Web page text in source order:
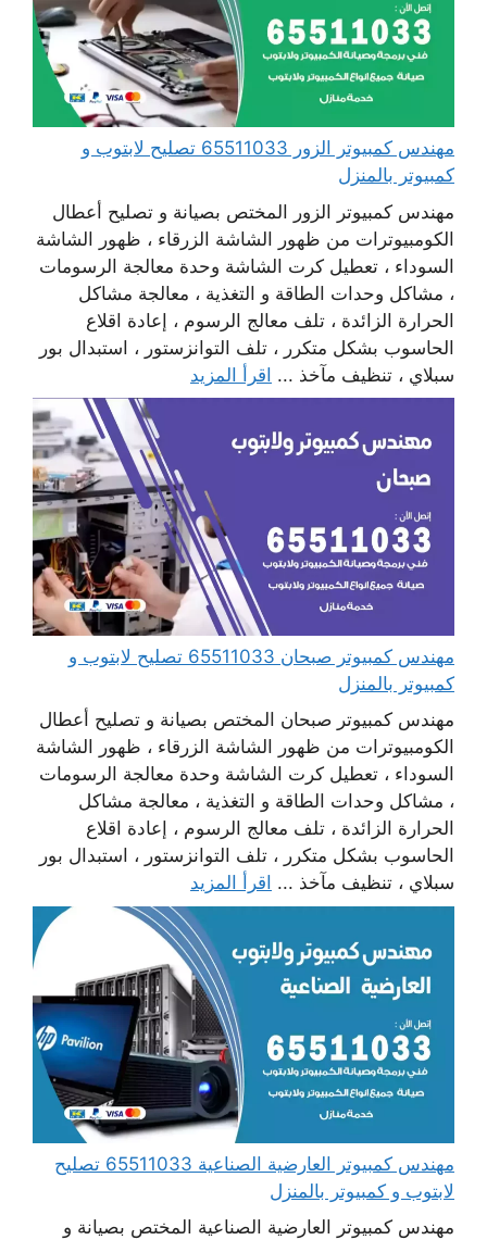
مهندس كمبيوتر الزور 65511033 تصليح لابتوب و
كمبيوتر بالمنزل
مهندس كمبيوتر الزور المختص بصيانة و تصليح أعطال
الكومبيوترات من ظهور الشاشة الزرقاء ، ظهور الشاشة
السوداء ، تعطيل كرت الشاشة وحدة معالجة الرسومات
، مشاكل وحدات الطاقة و التغذية ، معالجة مشاكل
الحرارة الزائدة ، تلف معالج الرسوم ، إعادة اقلاع
الحاسوب بشكل متكرر ، تلف التوانزستور ، استبدال بور
سبلاي ، تنظيف مآخذ ... اقرأ المزيد
مهندس كمبيوتر صبحان 65511033 تصليح لابتوب و
كمبيوتر بالمنزل
مهندس كمبيوتر صبحان المختص بصيانة و تصليح أعطال
الكومبيوترات من ظهور الشاشة الزرقاء ، ظهور الشاشة
السوداء ، تعطيل كرت الشاشة وحدة معالجة الرسومات
، مشاكل وحدات الطاقة و التغذية ، معالجة مشاكل
الحرارة الزائدة ، تلف معالج الرسوم ، إعادة اقلاع
الحاسوب بشكل متكرر ، تلف التوانزستور ، استبدال بور
سبلاي ، تنظيف مآخذ ... اقرأ المزيد
مهندس كمبيوتر العارضية الصناعية 65511033 تصليح
لابتوب و كمبيوتر بالمنزل
مهندس كمبيوتر العارضية الصناعية المختص بصيانة و